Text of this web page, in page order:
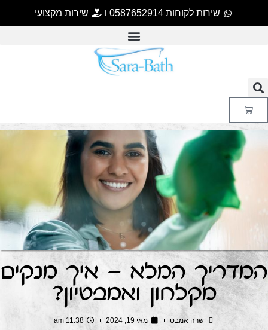
שירות לקוחות 0587652914 שירות מקצועי
המדריך המלא – איך מנקים
מקלחון ואמבטיון?
שרה אמבט מאי 19, 2024 11:38 am